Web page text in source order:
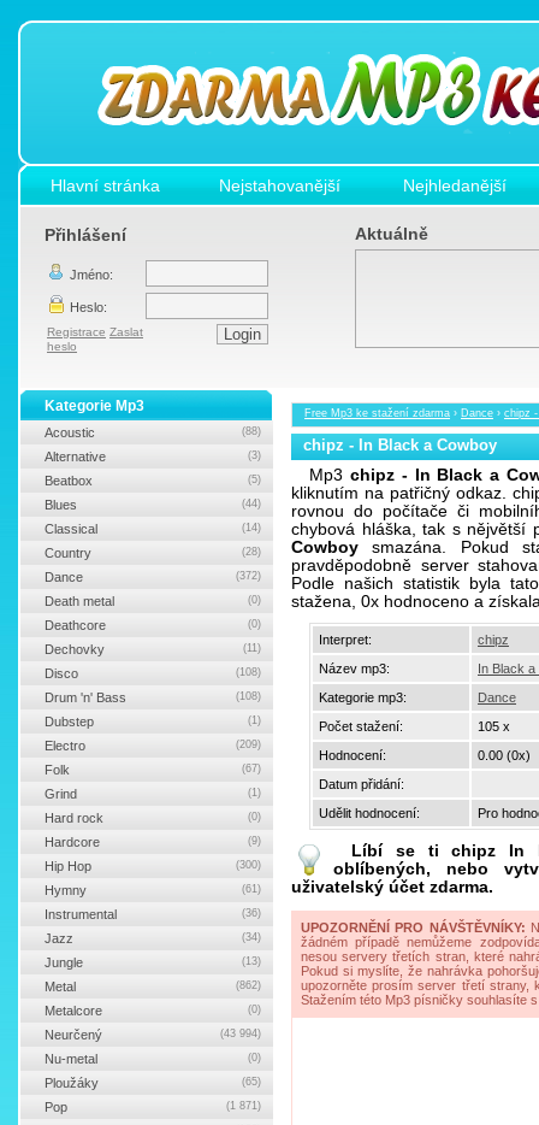
Hlavní stránka Nejstahovanější Nejhledanější
Přihlášení
Jméno:
Heslo:
Registrace Zaslat
heslo
Aktuálně
Free Mp3 ke stažení zdarma › Dance › chipz
chipz - In Black a Cowboy
Mp3 chipz - In Black a
kliknutím na patřičný odkaz.
rovnou do počítače či
chybová hláška, tak s nějvětší
Cowboy smazána. Pokud
pravděpodobně server
Podle našich statistik byla
stažena, 0x hodnoceno a
Interpret:
chipz
Název mp3:
In Black
Kategorie mp3:
Dance
Počet stažení:
105 x
Hodnocení:
0.00 (0x)
Datum přidání:
Udělit hodnocení:
Pro
Líbí se tichipz In
oblíbených, nebo
uživatelský účet zdarma.
UPOZORNĚNÍ PRO NÁVŠTĚVNÍKY:
žádném případě nemůžeme
nesou servery třetích stran, které
Pokud si myslíte, že nahrávka
upozorněte prosím server třetí strany,
Stažením této Mp3 písničky souhlasíte
Kategorie Mp3
Acoustic (88)
Alternative (3)
Beatbox (5)
Blues (44)
Classical (14)
Country (28)
Dance (372)
Death metal (0)
Deathcore (0)
Dechovky (11)
Disco (108)
Drum 'n' Bass (108)
Dubstep (1)
Electro (209)
Folk (67)
Grind (1)
Hard rock (0)
Hardcore (9)
Hip Hop (300)
Hymny (61)
Instrumental (36)
Jazz (34)
Jungle (13)
Metal (862)
Metalcore (0)
Neurčený (43 994)
Nu-metal (0)
Ploužáky (65)
Pop (1 871)